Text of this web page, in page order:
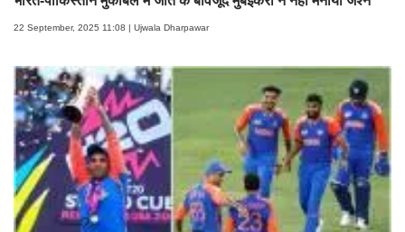
22 September, 2025 11:08 | Ujwala Dharpawar